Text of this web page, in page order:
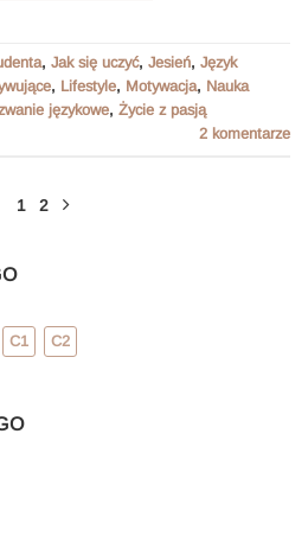
, Jak się uczyć, Jesień, Język
, Lifestyle, Motywacja, Nauka
językowe, Życie z pasją
2 komentarze
1 2
C1 C2